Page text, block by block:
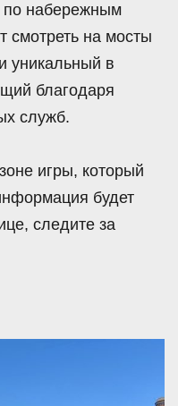
по набережным
смотреть на мосты
уникальный в
благодаря
служб.
игры, который
будет
следите за